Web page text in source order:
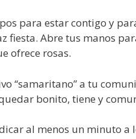
para estar contigo y
fiesta. Abre tus manos
ofrece rosas.
“samaritano” a tu
bonito, tiene y
al menos un minuto a